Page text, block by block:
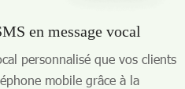
en message vocal
personnalisé que vos clients
mobile grâce à la